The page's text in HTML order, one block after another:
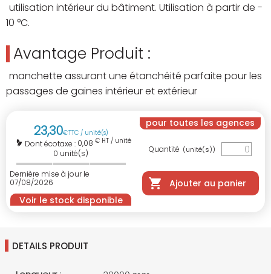
utilisation intérieur du bâtiment. Utilisation à partir de -
10 °C.
Avantage Produit :
manchette assurant une étanchéité parfaite pour les
passages de gaines intérieur et extérieur
23,30€TTC / unité(s)
Dont écotaxe : 0,08 € HT / unité(s)
0 unité(s)
Dernière mise à jour le
07/08/2026
Voir le stock disponible
pour toutes les agences
Quantité (unité(s))
Ajouter au panier
DETAILS PRODUIT